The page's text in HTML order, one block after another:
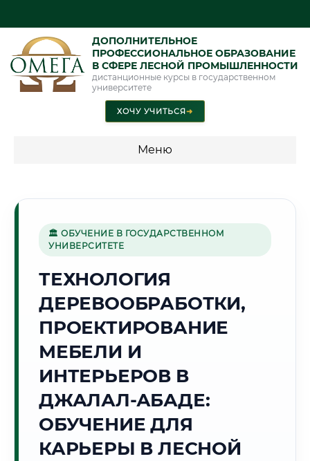
ДОПОЛНИТЕЛЬНОЕ
ПРОФЕССИОНАЛЬНОЕ ОБРАЗОВАНИЕ
В СФЕРЕ ЛЕСНОЙ ПРОМЫШЛЕННОСТИ
дистанционные курсы в государственном
университете
ХОЧУ УЧИТЬСЯ➜
Меню
промышленность"
🌿
Г. ДЖАЛАЛ-АБАД
Точное местное время:
18:52:48
Воскресенье, 9 Августа
Погода в г. Джалал-Абад: Переменная облачность
🌅 Восход:06:12
Световой день:14 ч. 3 мин.
🏛 ОБУЧЕНИЕ В ГОСУДАРСТВЕННОМ
УНИВЕРСИТЕТЕ
ТЕХНОЛОГИЯ
ДЕРЕВООБРАБОТКИ,
ПРОЕКТИРОВАНИЕ
МЕБЕЛИ И
ИНТЕРЬЕРОВ В
ДЖАЛАЛ-АБАДЕ:
ОБУЧЕНИЕ ДЛЯ
КАРЬЕРЫ В ЛЕСНОЙ